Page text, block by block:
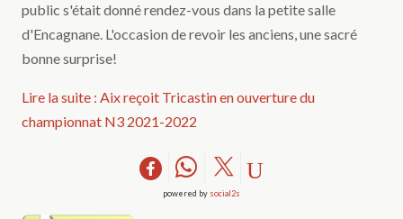
public s'était donné rendez-vous dans la petite salle
d'Encagnane. L'occasion de revoir les anciens, une sacré
bonne surprise!
Lire la suite : Aix reçoit Tricastin en ouverture du
championnat N3 2021-2022
powered by social2s